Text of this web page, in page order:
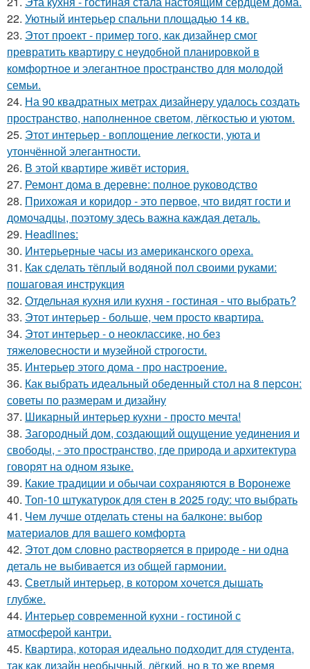
22. Уютный интерьер спальни площадью 14 кв.
23. Этот проект - пример того, как дизайнер смог
превратить квартиру с неудобной планировкой в
комфортное и элегантное пространство для молодой
семьи.
24. На 90 квадратных метрах дизайнеру удалось создать
пространство, наполненное светом, лёгкостью и уютом.
25. Этот интерьер - воплощение легкости, уюта и
утончённой элегантности.
26. В этой квартире живёт история.
27. Ремонт дома в деревне: полное руководство
28. Прихожая и коридор - это первое, что видят гости и
домочадцы, поэтому здесь важна каждая деталь.
29. Headlines:
30. Интерьерные часы из американского ореха.
31. Как сделать тёплый водяной пол своими руками:
пошаговая инструкция
32. Отдельная кухня или кухня - гостиная - что выбрать?
33. Этот интерьер - больше, чем просто квартира.
34. Этот интерьер - о неоклассике, но без
тяжеловесности и музейной строгости.
35. Интерьер этого дома - про настроение.
36. Как выбрать идеальный обеденный стол на 8 персон:
советы по размерам и дизайну
37. Шикарный интерьер кухни - просто мечта!
38. Загородный дом, создающий ощущение уединения и
свободы, - это пространство, где природа и архитектура
говорят на одном языке.
39. Какие традиции и обычаи сохраняются в Воронеже
40. Топ-10 штукатурок для стен в 2025 году: что выбрать
41. Чем лучше отделать стены на балконе: выбор
материалов для вашего комфорта
42. Этот дом словно растворяется в природе - ни одна
деталь не выбивается из общей гармонии.
43. Светлый интерьер, в котором хочется дышать
глубже.
44. Интерьер современной кухни - гостиной с
атмосферой кантри.
45. Квартира, которая идеально подходит для студента,
так как дизайн необычный, лёгкий, но в то же время